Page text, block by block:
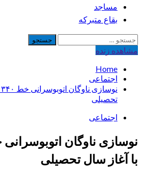
مساجد
بقاع متبرکه
جستجو
برای:
مشاهده‌ زنده
Home
اجتماعی
تحصیلی
اجتماعی
با آغاز سال تحصیلی